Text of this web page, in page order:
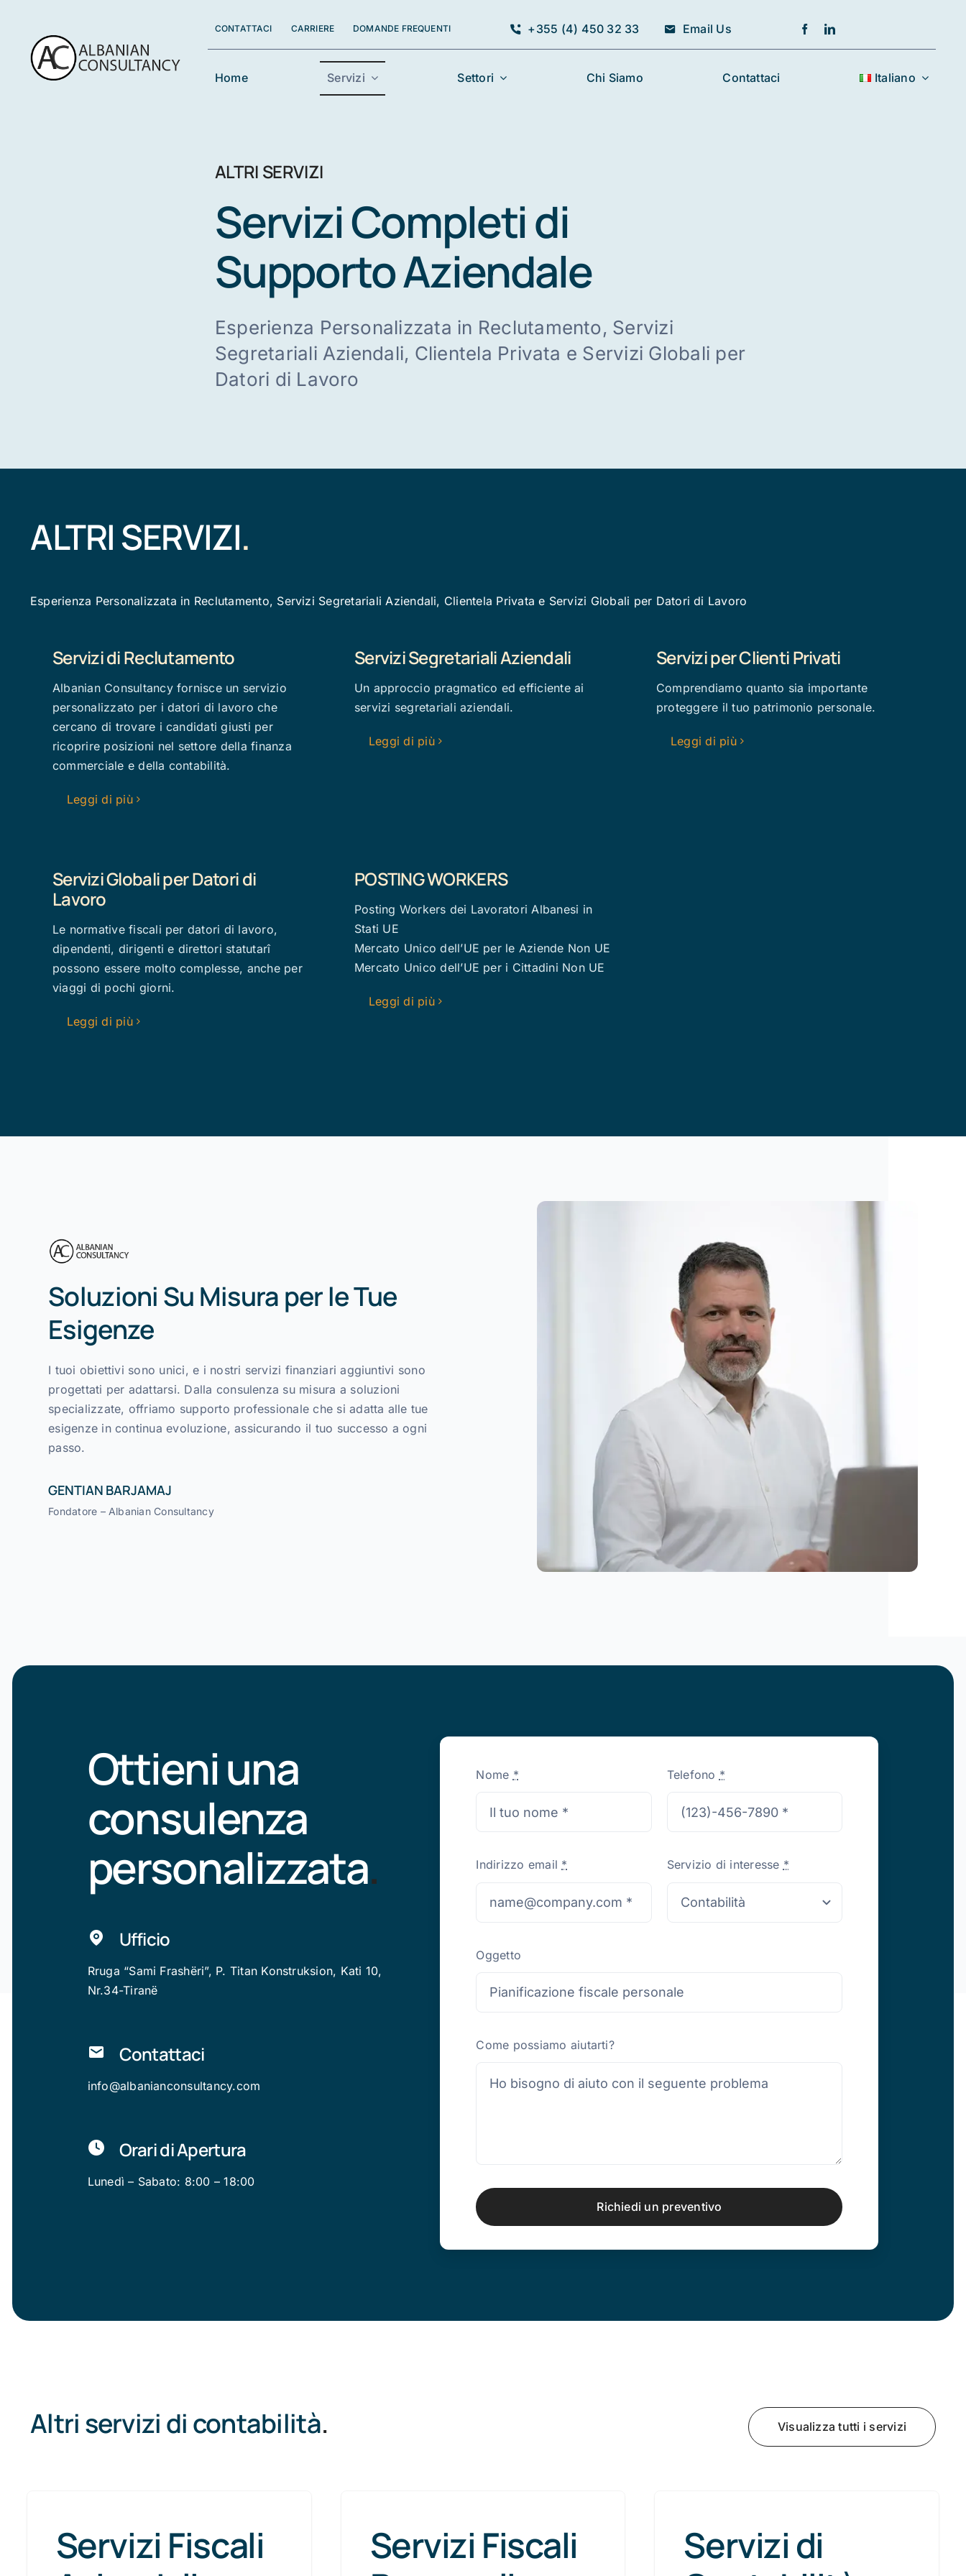
content
CONTATTACI CARRIERE DOMANDE FREQUENTI +355 (4) 450 32 33 Email Us
Home Servizi Settori Chi Siamo Contattaci Italiano
ALTRI SERVIZI
Servizi Completi di
Supporto Aziendale
Esperienza Personalizzata in Reclutamento, Servizi
Segretariali Aziendali, Clientela Privata e Servizi Globali per
Datori di Lavoro
ALTRI SERVIZI.
Esperienza Personalizzata in Reclutamento, Servizi Segretariali Aziendali, Clientela Privata e Servizi Globali per Datori di Lavoro
Servizi di Reclutamento
Albanian Consultancy fornisce un servizio
personalizzato per i datori di lavoro che
cercano di trovare i candidati giusti per
ricoprire posizioni nel settore della finanza
commerciale e della contabilità.
Leggi di più
Servizi Segretariali Aziendali
Un approccio pragmatico ed efficiente ai
servizi segretariali aziendali.
Leggi di più
Servizi per Clienti Privati
Comprendiamo quanto sia importante
proteggere il tuo patrimonio personale.
Leggi di più
Servizi Globali per Datori di
Lavoro
Le normative fiscali per datori di lavoro,
dipendenti, dirigenti e direttori statutarî
possono essere molto complesse, anche per
viaggi di pochi giorni.
Leggi di più
POSTING WORKERS
Posting Workers dei Lavoratori Albanesi in
Stati UE
Mercato Unico dell’UE per le Aziende Non UE
Mercato Unico dell’UE per i Cittadini Non UE
Leggi di più
Soluzioni Su Misura per le Tue
Esigenze
I tuoi obiettivi sono unici, e i nostri servizi finanziari aggiuntivi sono
progettati per adattarsi. Dalla consulenza su misura a soluzioni
specializzate, offriamo supporto professionale che si adatta alle tue
esigenze in continua evoluzione, assicurando il tuo successo a ogni
passo.
GENTIAN BARJAMAJ
Fondatore – Albanian Consultancy
Ottieni una
consulenza
personalizzata.
Ufficio
Rruga “Sami Frashëri”, P. Titan Konstruksion, Kati 10,
Nr.34-Tiranë
Contattaci
info@albanianconsultancy.com
Orari di Apertura
Lunedì – Sabato: 8:00 – 18:00
Nome * Telefono *
Indirizzo email * Servizio di interesse *
Oggetto
Come possiamo aiutarti?
Richiedi un preventivo
Altri servizi di contabilità. Visualizza tutti i servizi
Servizi Fiscali
Servizi Fiscali
Servizi di